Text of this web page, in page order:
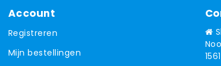
Account
Registreren
Mijn bestellingen